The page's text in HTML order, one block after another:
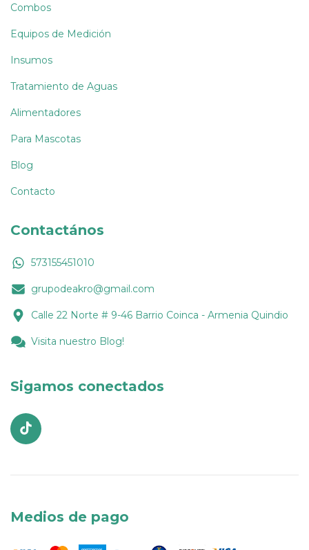
Combos
Equipos de Medición
Insumos
Tratamiento de Aguas
Alimentadores
Para Mascotas
Blog
Contacto
Contactános
573155451010
grupodeakro@gmail.com
Calle 22 Norte # 9-46 Barrio Coinca - Armenia Quindio
Visita nuestro Blog!
Sigamos conectados
Medios de pago